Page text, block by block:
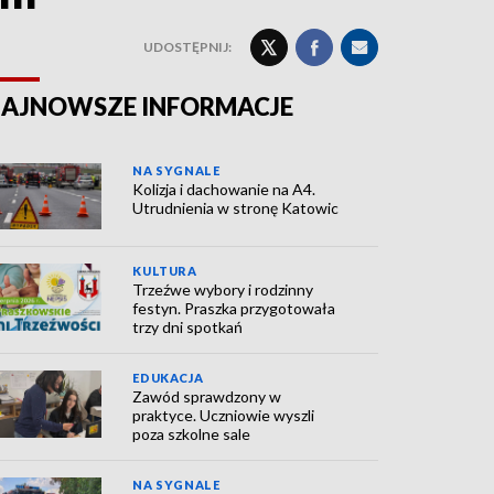
UDOSTĘPNIJ:
INFORMACJE
NA SYGNALE
Kolizja i dachowanie na A4.
Utrudnienia w stronę Katowic
KULTURA
Trzeźwe wybory i rodzinny
festyn. Praszka przygotowała
trzy dni spotkań
EDUKACJA
Zawód sprawdzony w
praktyce. Uczniowie wyszli
poza szkolne sale
NA SYGNALE